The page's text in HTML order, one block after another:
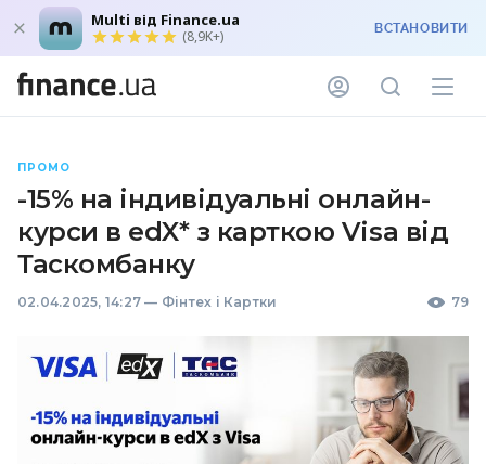
Multi від Finance.ua
(8,9K+) ВСТАНОВИТИ
ПРОМО
-15% на індивідуальні онлайн-
курси в edX* з карткою Visa від
Таскомбанку
02.04.2025, 14:27 — Фінтех і Картки 79